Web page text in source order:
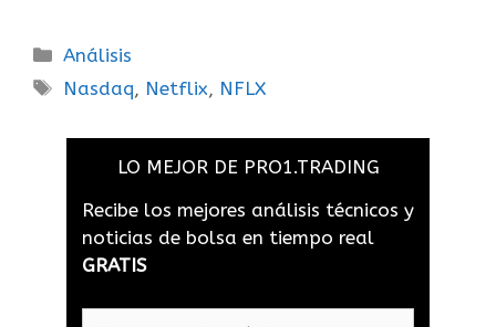
Análisis
Nasdaq, Netflix, NFLX
LO MEJOR DE PRO1.TRADING
Recibe los mejores análisis técnicos y
noticias de bolsa en tiempo real
GRATIS